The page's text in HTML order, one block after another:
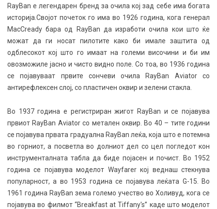
RayBan e легендарен бренд за очила кој зад себе има богата
историја.Својот почеток го има во 1926 година, кога генерал
MacCready бара од RayBan да изработи очила кои што ќе
можат да ги носат пилотите како би имале заштита од
одблесокот кој што го имаат на големи височини и би им
овозможиле јасно и чисто видно поле. Со тоа, во 1936 година
се појавуваат првите сончеви очила RayBan Aviator со
антирефлексен слој, со пластичен оквир и зелени стакла.
Во 1937 година е регистриран жигот RayBan и се појавува
првиот RayBan Aviator со метален оквир. Во 40 – тите години
се појавува првата градуална RayBan леќа, која што е потемна
во горниот, а посветла во долниот дел со цел погледот кон
инструменталната табла да биде појасен и почист. Во 1952
година се појавува моделот Wayfarer кој веднаш стекнува
популарност, а во 1953 година се појавува леќата G-15. Во
1961 година RayBan зема големо учество во Холивуд, кога се
појавува во филмот “Breakfast at Tiffany's” каде што моделот